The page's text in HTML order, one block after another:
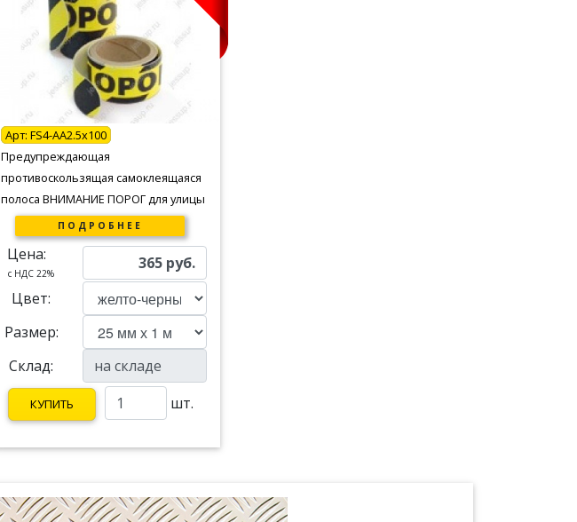
Арт: FS4-AA2.5x100
Предупреждающая
противоскользящая самоклеящаяся
полоса ВНИМАНИЕ ПОРОГ для улицы
ПОДРОБНЕЕ
Цена:
c НДС 22%
365 руб.
Цвет:
Размер:
Склад:
КУПИТЬ шт.